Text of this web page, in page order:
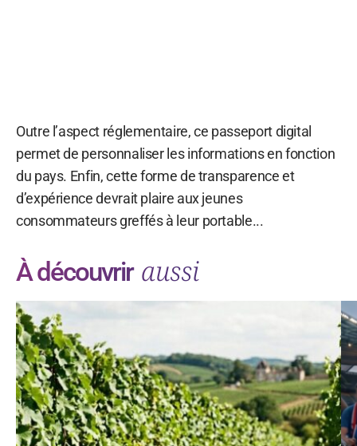
Outre l’aspect réglementaire, ce passeport digital
permet de personnaliser les informations en fonction
du pays. Enfin, cette forme de transparence et
d’expérience devrait plaire aux jeunes
consommateurs greffés à leur portable...
À découvrir aussi